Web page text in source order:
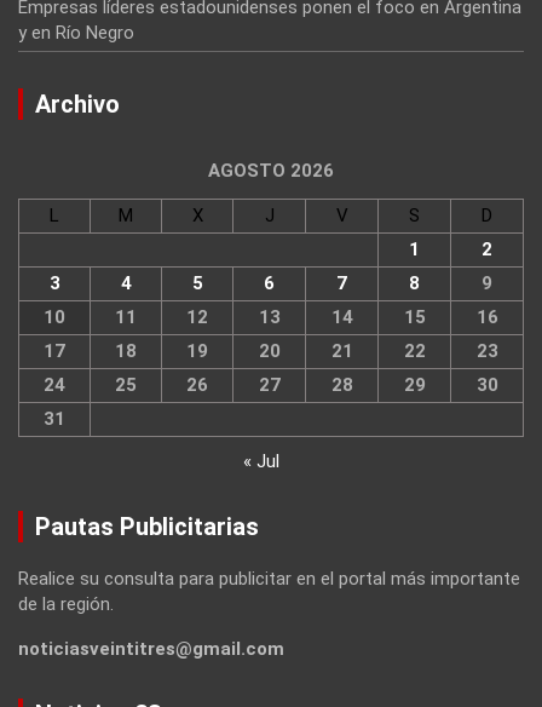
Empresas líderes estadounidenses ponen el foco en Argentina
y en Río Negro
Archivo
AGOSTO 2026
L M X J V S
D
1
2
3
4 5 6 7 8
9
10
11 12 13 14 15
16
17
18 19 20 21 22
23
24
25 26 27 28 29
30
31
« Jul
Pautas Publicitarias
Realice su consulta para publicitar en el portal más importante
de la región.
noticiasveintitres@gmail.com